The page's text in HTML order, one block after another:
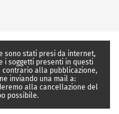
sono stati presi da internet,
i soggetti presenti in questi
contrario alla pubblicazione,
inviando una mail a:
alla cancellazione del
possibile.